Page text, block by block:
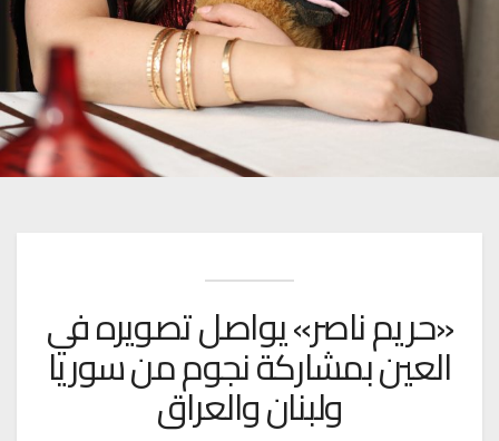
«حريم ناصر» يواصل تصويره في
العين بمشاركة نجوم من سوريا
ولبنان والعراق